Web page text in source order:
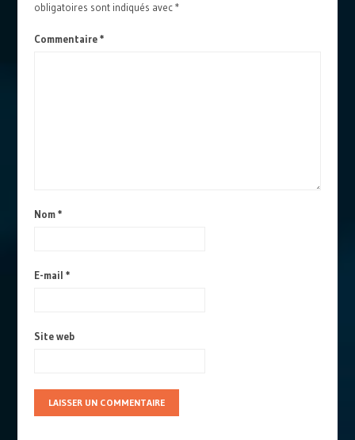
obligatoires sont indiqués avec*
Commentaire*
Nom*
E-mail *
Site web